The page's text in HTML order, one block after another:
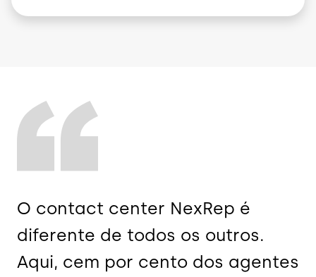
O contact center NexRep é
diferente de todos os outros.
Aqui, cem por cento dos agentes